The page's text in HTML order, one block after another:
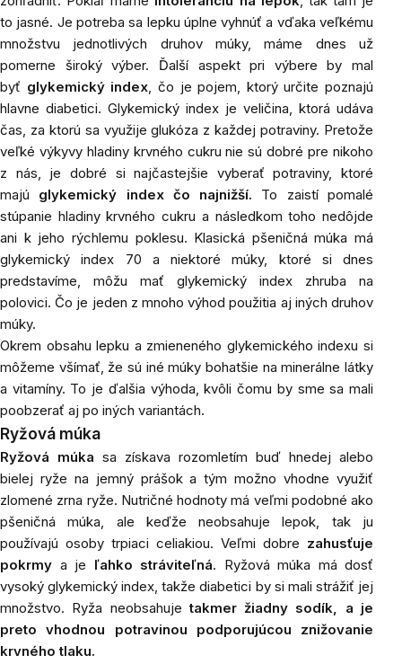
to jasné. Je potreba sa lepku úplne vyhnúť a vďaka veľkému
množstvu jednotlivých druhov múky, máme dnes už
pomerne široký výber. Ďalší aspekt pri výbere by mal
byť glykemický index, čo je pojem, ktorý určite poznajú
hlavne diabetici. Glykemický index je veličina, ktorá udáva
čas, za ktorú sa využije glukóza z každej potraviny. Pretože
veľké výkyvy hladiny krvného cukru nie sú dobré pre nikoho
z nás, je dobré si najčastejšie vyberať potraviny, ktoré
majú glykemický index čo najnižší. To zaistí pomalé
stúpanie hladiny krvného cukru a následkom toho nedôjde
ani k jeho rýchlemu poklesu. Klasická pšeničná múka má
glykemický index 70 a niektoré múky, ktoré si dnes
predstavíme, môžu mať glykemický index zhruba na
polovici. Čo je jeden z mnoho výhod použitia aj iných druhov
múky.
Okrem obsahu lepku a zmieneného glykemického indexu si
môžeme všímať, že sú iné múky bohatšie na minerálne látky
a vitamíny. To je ďalšia výhoda, kvôli čomu by sme sa mali
poobzerať aj po iných variantách.
Ryžová múka
Ryžová múka sa získava rozomletím buď hnedej alebo
bielej ryže na jemný prášok a tým možno vhodne využiť
zlomené zrna ryže. Nutričné hodnoty má veľmi podobné ako
pšeničná múka, ale keďže neobsahuje lepok, tak ju
používajú osoby trpiaci celiakiou. Veľmi dobre zahusťuje
pokrmy a je ľahko stráviteľná. Ryžová múka má dosť
vysoký glykemický index, takže diabetici by si mali strážiť jej
množstvo. Ryža neobsahujetakmer žiadny sodík, a je
preto vhodnou potravinou podporujúcou znižovanie
krvného tlaku.